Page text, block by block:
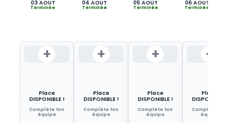
+
Place
DISPONIBLE !
Complète ton
équipe
+
Place
DISPONIBLE !
Complète ton
équipe
+
Place
DISPONIBLE !
Complète ton
équipe
+
Place
Complète
équipe